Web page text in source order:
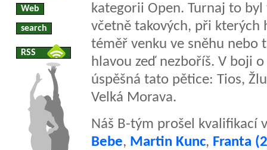
Web
search
RSS
kategorii Open. Turnaj to
včetně takových, při kterých
téměř venku ve sněhu nebo
hlavou zeď nezboříš. V boji
úspěšná tato pětice: Tios,
Velká Morava.
Náš B-tým prošel kvalifikací
Bebe, Martin Kunc, Franta